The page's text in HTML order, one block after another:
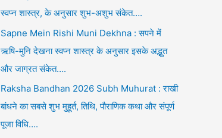
स्वप्न शास्त्र, के अनुसार शुभ-अशुभ संकेत….
Sapne Mein Rishi Muni Dekhna : सपने में
ऋषि-मुनि देखना स्वप्न शास्त्र के अनुसार इसके अद्भुत
और जाग्रत संकेत….
Raksha Bandhan 2026 Subh Muhurat : राखी
बांधने का सबसे शुभ मुहूर्त, तिथि, पौराणिक कथा और संपूर्ण
पूजा विधि….